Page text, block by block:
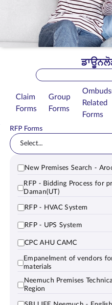
ਆਨਲਾਈਨ ਖਰੀਦੋ
Search Bar
Claim
Forms
Group
Forms
Related
Forms
RFP Forms
Select...
New Premises Search -
RFP - Bidding Process for
Daman(UT)
RFP - HVAC System
RFP - UPS System
CPC AHU CAMC
Empanelment of vendors
materials
Neemuch Premises
Region